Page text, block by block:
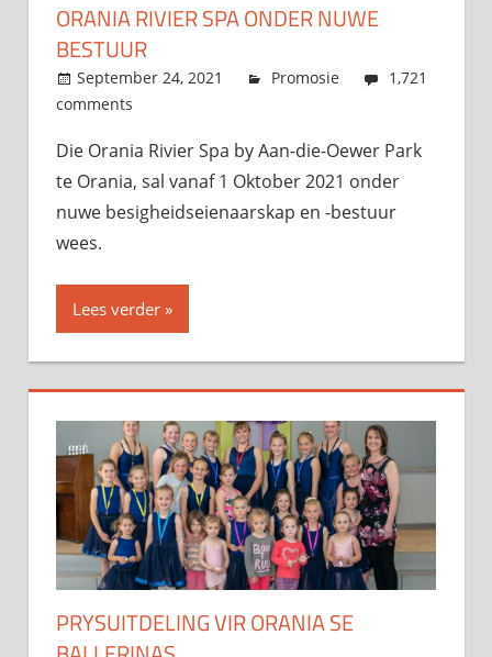
ORANIA RIVIER SPA ONDER NUWE
BESTUUR
September 24, 2021 admin
Promosie
1,721
comments
Die Orania Rivier Spa by Aan-die-Oewer Park
te Orania, sal vanaf 1 Oktober 2021 onder
nuwe besigheidseienaarskap en -bestuur
wees.
Lees verder
PRYSUITDELING VIR ORANIA SE